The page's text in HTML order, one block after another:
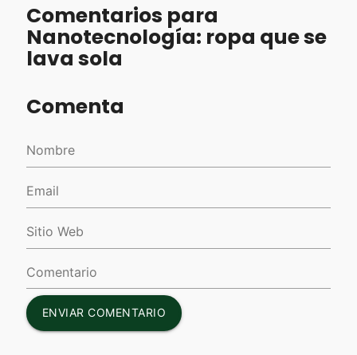
Comentarios para
Nanotecnología: ropa que se
lava sola
Comenta
ENVIAR COMENTARIO